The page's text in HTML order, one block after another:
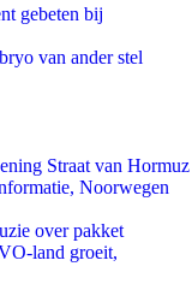
gebeten bij
van ander stel
Straat van Hormuz
Noorwegen
over pakket
land groeit,